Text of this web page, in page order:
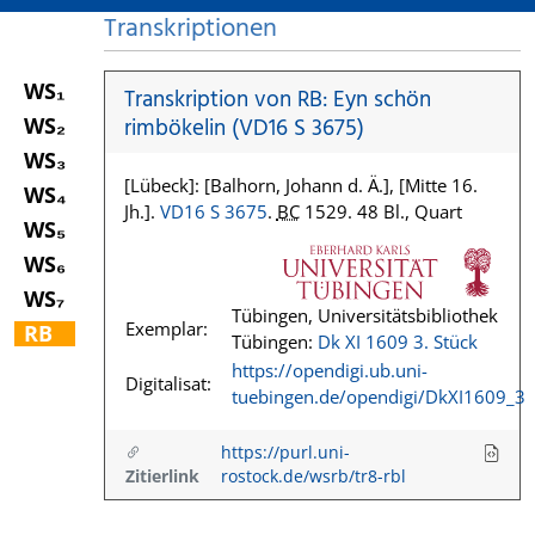
WS₁
WS₂
WS₃
WS₄
WS₅
WS₆
WS₇
RB
Transkriptionen
Transkription von RB: Eyn schön
rimbökelin (VD16 S 3675)
[Lübeck]: [Balhorn, Johann d. Ä.], [Mitte 16.
Jh.]. VD16 S 3675. BC1529. 48 Bl., Quart
Exemplar:
Tübingen, Universitätsbibliothek
Tübingen: Dk XI 1609 3. Stück
Digitalisat:
https://opendigi.ub.uni-
tuebingen.de/opendigi/DkXI1609_3
Zitierlink
https://purl.uni-
rostock.de/wsrb/tr8-rbl